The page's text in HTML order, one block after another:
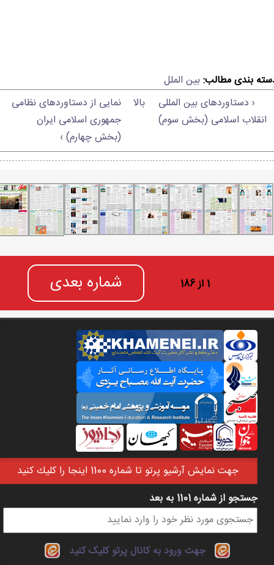
بندی مطالب:بین الملل
‹ دستاوردهای بین المللی
انقلاب اسلامی (بخش سوم)
بالا
نمایی از دستاوردهای نظامی
جمهوری اسلامی ایران
(بخش چهارم) ›
1 از 186 شماره بعدی
جهت نمايش آرشيو پرتو تا شماره 1100 اينجا را كليك كنيد
فرم جستجو
جستجو از شماره 1101 به بعد
جهت ورود به کانال پرتو کلیک کنید